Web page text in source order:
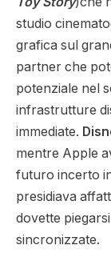
studio
grafica sul
partner che
potenziale nel
infrastrutture
immediate.
mentre Apple
futuro incerto
presidiava
dovette
sincronizzate.